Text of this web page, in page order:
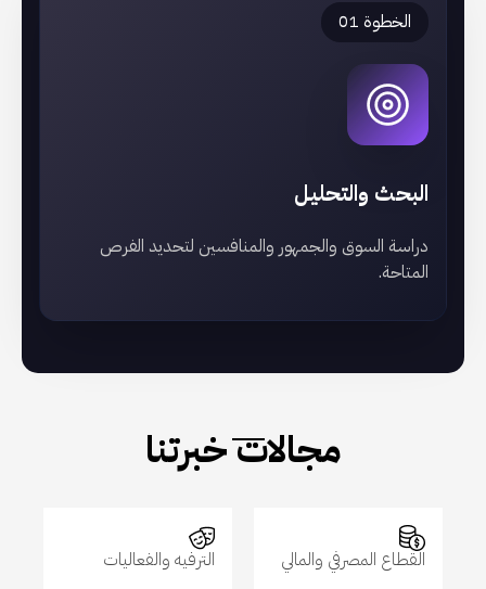
الخطوة 01
البحث والتحليل
دراسة السوق والجمهور والمنافسين لتحديد الفرص
المتاحة.
مجالات خبرتنا
القطاع المصرفي والمالي الترفيه والفعاليات